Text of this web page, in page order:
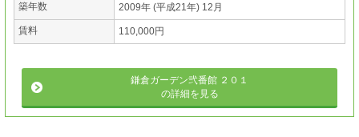
築年数 2009年 (平成21年) 12月
賃料 110,000円
鎌倉ガーデン弐番館 ２０１
の詳細を見る